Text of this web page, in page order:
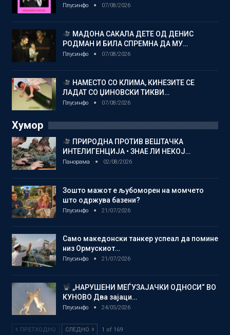
Плусинфо 07/08/2026
МАДОНА САКАЛА ДЕТЕ ОД ДЕНИС
РОДМАН И БИЛА СПРЕМНА ДА МУ…
Плусинфо 07/08/2026
НАМЕСТО СО КЛИМА, КИНЕЗИТЕ СЕ
ЛАДАТ СО ЏИНОВСКИ ТИКВИ…
Плусинфо 07/08/2026
Хумор
ПРИРОДНА ПРОТИВ ВЕШТАЧКА
ИНТЕЛИГЕНЦИЈА • ЗНАЕ ЛИ НЕКОЈ…
Панорама 02/08/2026
Зошто мажот е љубоморен на момчето
што одржува базени?
Плусинфо 21/07/2026
Само македонски танкер успеал да помине
низ Ормускиот…
Плусинфо 21/07/2026
„НАРУШЕНИ МЕЃУЗАЈАЧКИ ОДНОСИ“ ВО
КУНОВО Два зајаци…
Плусинфо 24/05/2026
ПРЕТХОДНО СЛЕДНО 1 of 169